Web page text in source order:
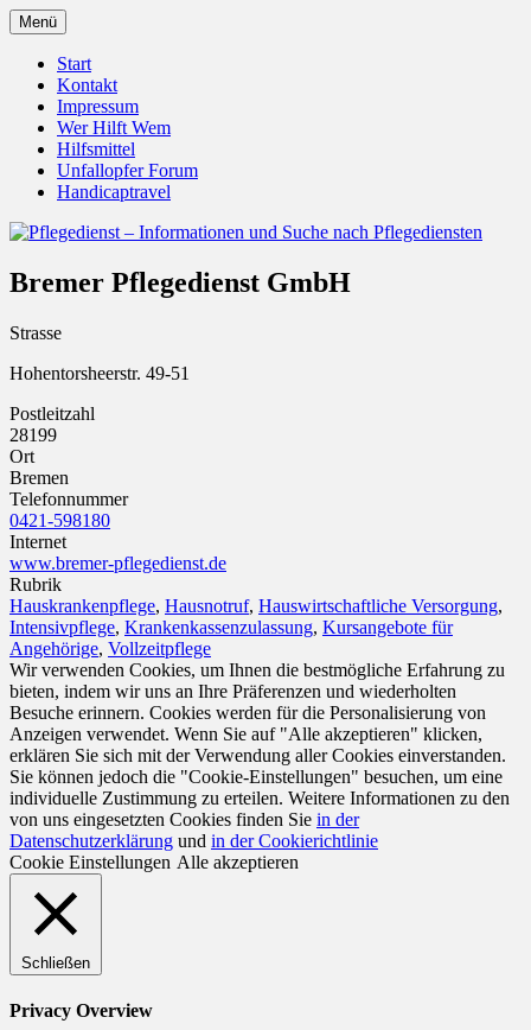
Zum
Inhalt
springen
Pflegedienst – Informationen
und Suche nach Pflegediensten
Unfallopfer – Hilfswerk
Menü
Start
Kontakt
Impressum
Wer Hilft Wem
Hilfsmittel
Unfallopfer Forum
Handicaptravel
Bremer Pflegedienst GmbH
Strasse
Hohentorsheerstr. 49-51
Postleitzahl
28199
Ort
Bremen
Telefonnummer
0421-598180
Internet
www.bremer-pflegedienst.de
Rubrik
Hauskrankenpflege, Hausnotruf, Hauswirtschaftliche Versorgung,
Intensivpflege, Krankenkassenzulassung, Kursangebote für
Angehörige, Vollzeitpflege
Wir verwenden Cookies, um Ihnen die bestmögliche Erfahrung zu
bieten, indem wir uns an Ihre Präferenzen und wiederholten
Besuche erinnern. Cookies werden für die Personalisierung von
Anzeigen verwendet. Wenn Sie auf "Alle akzeptieren" klicken,
erklären Sie sich mit der Verwendung aller Cookies einverstanden.
Sie können jedoch die "Cookie-Einstellungen" besuchen, um eine
individuelle Zustimmung zu erteilen. Weitere Informationen zu den
von uns eingesetzten Cookies finden Sie in der
Datenschutzerklärung und in der Cookierichtlinie
Cookie Einstellungen Alle akzeptieren
Schließen
Privacy Overview